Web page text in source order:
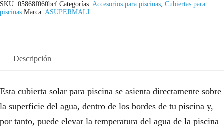
SKU: 05868f060bcf Categorías: Accesorios para piscinas, Cubiertas para
piscinas Marca: ASUPERMALL
Descripción
Esta cubierta solar para piscina se asienta directamente sobre
la superficie del agua, dentro de los bordes de tu piscina y,
por tanto, puede elevar la temperatura del agua de la piscina